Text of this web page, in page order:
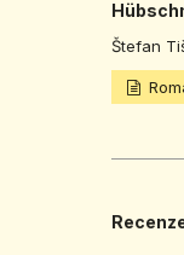
Štefan